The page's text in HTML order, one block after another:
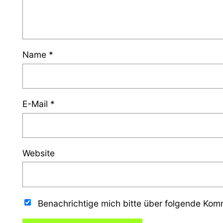
Name *
E-Mail *
Website
Benachrichtige mich bitte über folgende